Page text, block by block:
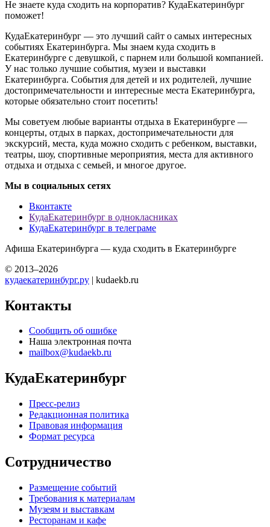
Не знаете куда сходить на корпоратив? КудаЕкатеринбург
поможет!
КудаЕкатеринбург — это лучший сайт о самых интересных
событиях Екатеринбурга. Мы знаем куда сходить в
Екатеринбурге с девушкой, с парнем или большой компанией.
У нас только лучшие события, музеи и выставки
Екатеринбурга. События для детей и их родителей, лучшие
достопримечательности и интересные места Екатеринбурга,
которые обязательно стоит посетить!
Мы советуем любые варианты отдыха в Екатеринбурге —
концерты, отдых в парках, достопримечательности для
экскурсий, места, куда можно сходить с ребенком, выставки,
театры, шоу, спортивные мероприятия, места для активного
отдыха и отдыха с семьей, и многое другое.
Мы в социальных сетях
Вконтакте
КудаЕкатеринбург в однокласниках
КудаЕкатеринбург в телеграме
Афиша Екатеринбурга — куда сходить в Екатеринбурге
© 2013–2026
кудаекатеринбург.ру | kudaekb.ru
Контакты
Сообщить об ошибке
Наша электронная почта
mailbox@kudaekb.ru
КудаЕкатеринбург
Пресс-релиз
Редакционная политика
Правовая информация
Формат ресурса
Сотрудничество
Размещение событий
Требования к материалам
Музеям и выставкам
Ресторанам и кафе